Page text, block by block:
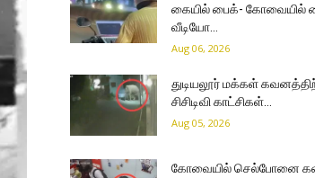
கையில் பைக்- கோவையில்
வீடியோ…
Aug 06, 2026
துடியலூர் மக்கள்
சிசிடிவி காட்சிகள்…
Aug 05, 2026
கோவையில் செல்போனை